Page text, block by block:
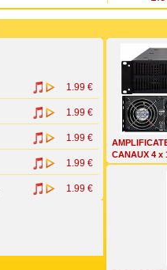
1.99 €
1.99 €
1.99 €
1.99 €
1.99 €
CANAUX 4 x